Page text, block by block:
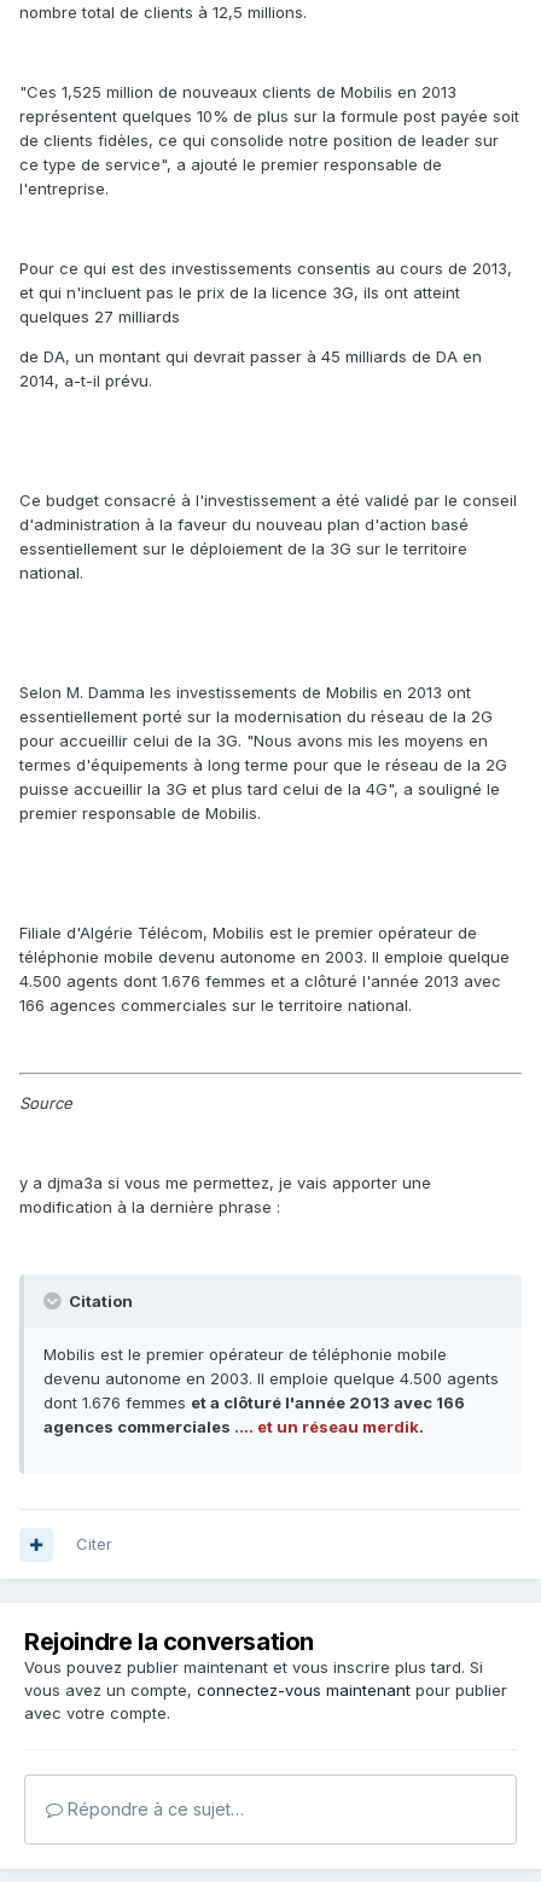
nombre total de clients à 12,5 millions.
"Ces 1,525 million de nouveaux clients de Mobilis en 2013
représentent quelques 10% de plus sur la formule post payée soit
de clients fidèles, ce qui consolide notre position de leader sur
ce type de service", a ajouté le premier responsable de
l'entreprise.
Pour ce qui est des investissements consentis au cours de 2013,
et qui n'incluent pas le prix de la licence 3G, ils ont atteint
quelques 27 milliards
de DA, un montant qui devrait passer à 45 milliards de DA en
2014, a-t-il prévu.
Ce budget consacré à l'investissement a été validé par le conseil
d'administration à la faveur du nouveau plan d'action basé
essentiellement sur le déploiement de la 3G sur le territoire
national.
Selon M. Damma les investissements de Mobilis en 2013 ont
essentiellement porté sur la modernisation du réseau de la 2G
pour accueillir celui de la 3G. "Nous avons mis les moyens en
termes d'équipements à long terme pour que le réseau de la 2G
puisse accueillir la 3G et plus tard celui de la 4G", a souligné le
premier responsable de Mobilis.
Filiale d'Algérie Télécom, Mobilis est le premier opérateur de
téléphonie mobile devenu autonome en 2003. Il emploie quelque
4.500 agents dont 1.676 femmes et a clôturé l'année 2013 avec
166 agences commerciales sur le territoire national.
Source
y a djma3a si vous me permettez, je vais apporter une
modification à la dernière phrase :
Citation
Mobilis est le premier opérateur de téléphonie mobile
devenu autonome en 2003. Il emploie quelque 4.500 agents
dont 1.676 femmes et a clôturé l'année 2013 avec 166
agences commerciales .... et un réseau merdik.
Citer
Rejoindre la conversation
Vous pouvez publier maintenant et vous inscrire plus tard. Si
vous avez un compte, connectez-vous maintenant pour publier
avec votre compte.
Répondre à ce sujet…